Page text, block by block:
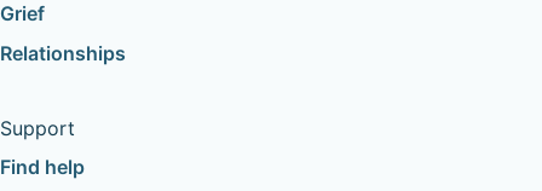
Grief
Relationships
Support
Find help